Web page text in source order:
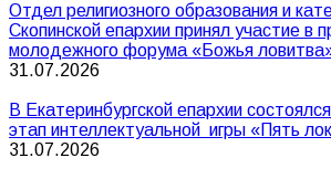
Отдел религиозного образования и
Скопинской епархии принял участие в
молодежного форума «Божья
31.07.2026
В Екатеринбургской епархии
этап интеллектуальной игры «Пять
31.07.2026